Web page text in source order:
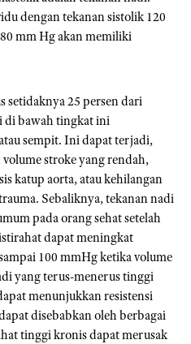
dengan tekanan sistolik 120
mm Hg akan memiliki
setidaknya 25 persen dari
di bawah tingkat ini
sempit. Ini dapat terjadi,
stroke yang rendah,
katup aorta, atau kehilangan
Sebaliknya, tekanan nadi
pada orang sehat setelah
dapat meningkat
100 mmHg ketika volume
yang terus-menerus tinggi
menunjukkan resistensi
disebabkan oleh berbagai
tinggi kronis dapat merusak